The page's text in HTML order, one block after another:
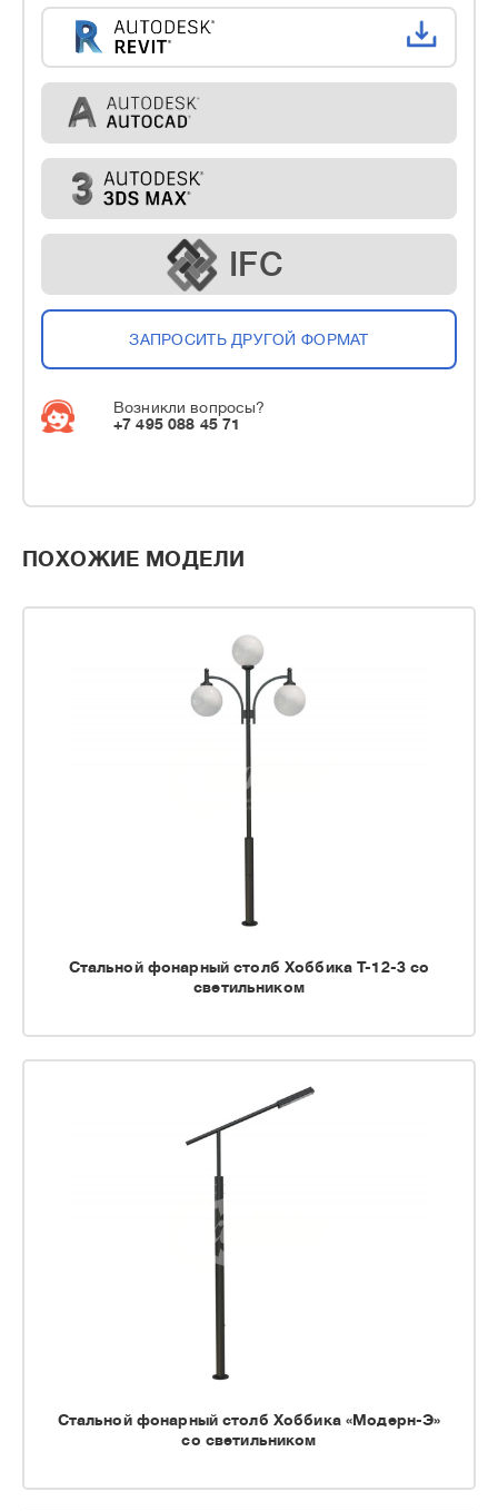
IFC
ЗАПРОСИТЬ ДРУГОЙ ФОРМАТ
Возникли вопросы?
+7 495 088 45 71
ПОХОЖИЕ МОДЕЛИ
Стальной фонарный столб Хоббика Т-12-3 со
светильником
Стальной фонарный столб Хоббика «Модерн-Э»
со светильником